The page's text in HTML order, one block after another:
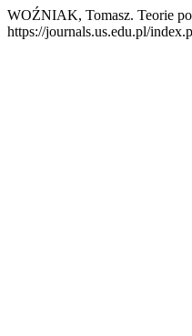
WOŹNIAK, Tomasz. Teorie
https://journals.us.edu.pl/